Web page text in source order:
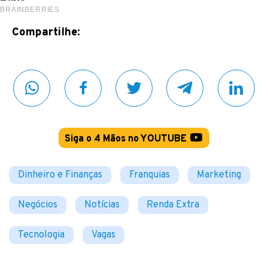
Compartilhe:
Siga o 4 Mãos no YOUTUBE
Dinheiro e Finanças Franquias Marketing
Negócios Notícias Renda Extra
Tecnologia Vagas